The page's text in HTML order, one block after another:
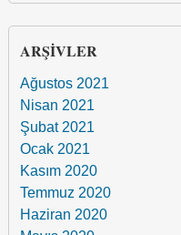
ARŞIVLER
Ağustos 2021
Nisan 2021
Şubat 2021
Ocak 2021
Kasım 2020
Temmuz 2020
Haziran 2020